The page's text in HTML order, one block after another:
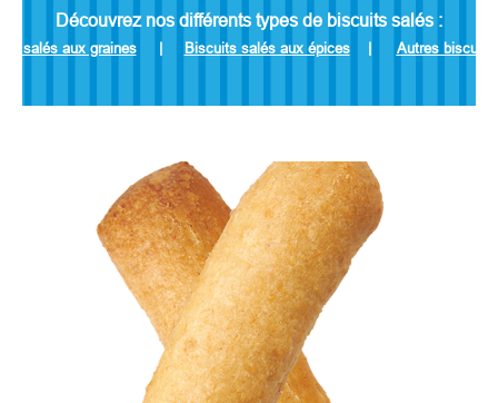
Découvrez nos différents types de biscuits salés :
salés aux graines| Biscuits salés aux épices | Autres biscuits